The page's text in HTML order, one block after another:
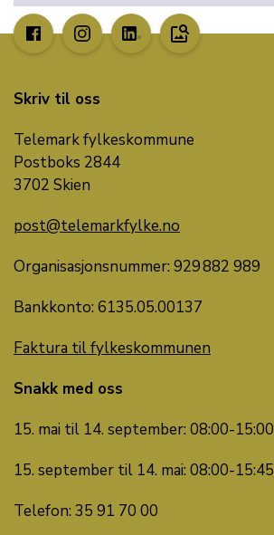
image_search
Skriv til oss
Telemark fylkeskommune
Postboks 2844
3702 Skien
post@telemarkfylke.no
Organisasjonsnummer: 929 882 989
Bankkonto: 6135.05.00137
Faktura til fylkeskommunen
Snakk med oss
15. mai til 14. september: 08:00-15:00
15. september til 14. mai: 08:00-15:45
Telefon: 35 91 70 00